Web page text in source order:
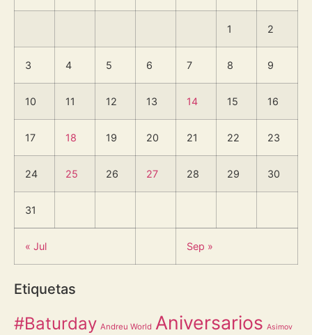
1 2
3 4 5 6 7 8 9
10 11 12 13 14 15 16
17 18 19 20 21 22 23
24 25 26 27 28 29 30
31
« Jul Sep »
Etiquetas
#Baturday Andreu World Aniversarios Asimov